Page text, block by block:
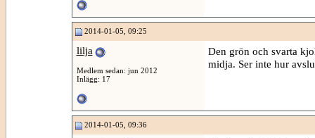
2014-01-05, 09:25
lilja
Medlem sedan: jun 2012
Inlägg: 17
Den grön och svarta
midja. Ser inte hur
2014-01-05, 09:36